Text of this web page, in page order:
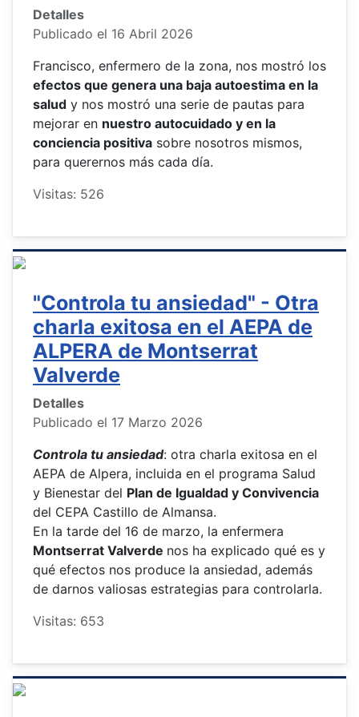
Detalles
Publicado el 16 Abril 2026
Francisco, enfermero de la zona, nos mostró los
efectos que genera una baja autoestima en la
salud y nos mostró una serie de pautas para
mejorar en nuestro autocuidado y en la
conciencia positiva sobre nosotros mismos,
para querernos más cada día.
Visitas: 526
"Controla tu ansiedad" - Otra
charla exitosa en el AEPA de
ALPERA de Montserrat
Valverde
Detalles
Publicado el 17 Marzo 2026
Controla tu ansiedad: otra charla exitosa en el
AEPA de Alpera, incluida en el programa Salud
y Bienestar del Plan de Igualdad y Convivencia
del CEPA Castillo de Almansa.
En la tarde del 16 de marzo, la enfermera
Montserrat Valverde nos ha explicado qué es y
qué efectos nos produce la ansiedad, además
de darnos valiosas estrategias para controlarla.
Visitas: 653